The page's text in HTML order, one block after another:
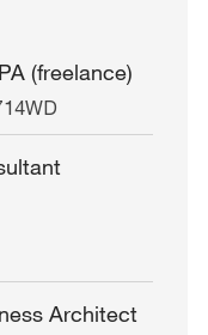
(freelance)
Architect